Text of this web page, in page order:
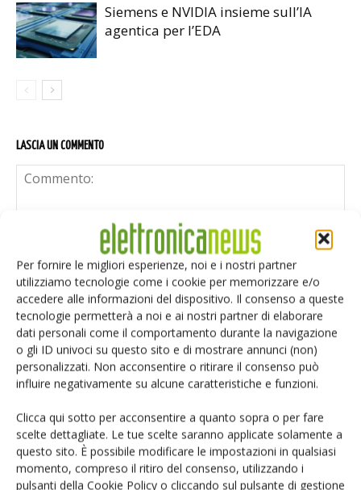
Per fornire le migliori esperienze, noi e i nostri partner
utilizziamo tecnologie come i cookie per memorizzare e/o
accedere alle informazioni del dispositivo. Il consenso a queste
tecnologie permetterà a noi e ai nostri partner di elaborare
dati personali come il comportamento durante la navigazione
o gli ID univoci su questo sito e di mostrare annunci (non)
personalizzati. Non acconsentire o ritirare il consenso può
influire negativamente su alcune caratteristiche e funzioni.
Clicca qui sotto per acconsentire a quanto sopra o per fare
scelte dettagliate. Le tue scelte saranno applicate solamente a
questo sito. È possibile modificare le impostazioni in qualsiasi
momento, compreso il ritiro del consenso, utilizzando i
pulsanti della Cookie Policy o cliccando sul pulsante di gestione
Siemens e NVIDIA insieme sull’IA
agentica per l’EDA
LASCIA UN COMMENTO
Salva il mio nome, email e sito web in questo browser per i
prossimi commenti.